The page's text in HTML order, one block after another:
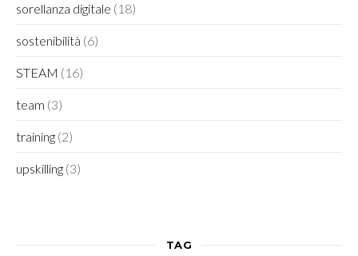
sorellanza digitale (18)
sostenibilità (6)
STEAM (16)
team (3)
training (2)
upskilling (3)
TAG